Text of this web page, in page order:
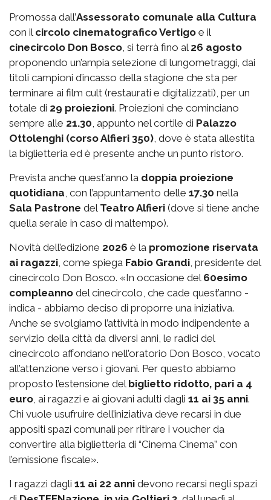
Promossa dall’Assessorato comunale alla Cultura
con il circolo cinematografico Vertigo e il
cinecircolo Don Bosco, si terrà fino al 26 agosto
proponendo un’ampia selezione di lungometraggi, dai
titoli campioni d’incasso della stagione che sta per
terminare ai film cult (restaurati e digitalizzati), per un
totale di 29 proiezioni. Proiezioni che cominciano
sempre alle 21.30, appunto nel cortile di Palazzo
Ottolenghi (corso Alfieri 350), dove è stata allestita
la biglietteria ed è presente anche un punto ristoro.
Prevista anche quest’anno la doppia proiezione
quotidiana, con l’appuntamento delle 17.30 nella
Sala Pastrone del Teatro Alfieri (dove si tiene anche
quella serale in caso di maltempo).
Novità dell’edizione 2026 è la promozione riservata
ai ragazzi, come spiega Fabio Grandi, presidente del
cinecircolo Don Bosco. «In occasione del 60esimo
compleanno del cinecircolo, che cade quest’anno -
indica - abbiamo deciso di proporre una iniziativa.
Anche se svolgiamo l’attività in modo indipendente a
servizio della città da diversi anni, le radici del
cinecircolo affondano nell’oratorio Don Bosco, vocato
all’attenzione verso i giovani. Per questo abbiamo
proposto l’estensione del biglietto ridotto, pari a 4
euro, ai ragazzi e ai giovani adulti dagli 11 ai 35 anni.
Chi vuole usufruire dell’iniziativa deve recarsi in due
appositi spazi comunali per ritirare i voucher da
convertire alla biglietteria di “Cinema Cinema” con
l’emissione fiscale».
I ragazzi dagli 11 ai 22 anni devono recarsi negli spazi